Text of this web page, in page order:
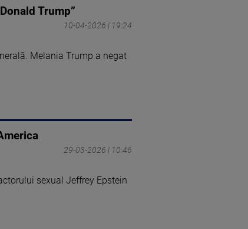
Trump”
10-04-2026 | 19:24
Melania Trump a negat
29-03-2026 | 10:46
sexual Jeffrey Epstein